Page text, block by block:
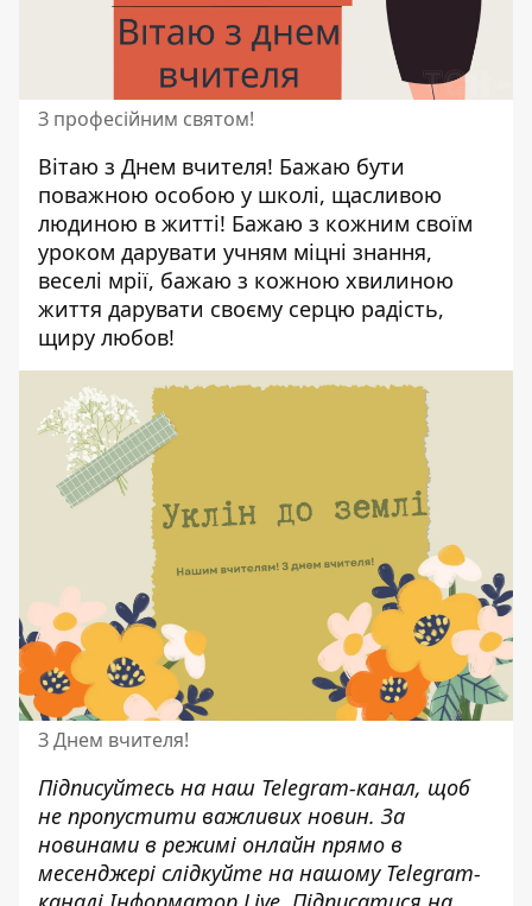
З професійним святом!
Вітаю з Днем вчителя! Бажаю бути
поважною особою у школі, щасливою
людиною в житті! Бажаю з кожним своїм
уроком дарувати учням міцні знання,
веселі мрії, бажаю з кожною хвилиною
життя дарувати своєму серцю радість,
щиру любов!
З Днем вчителя!
Підписуйтесь на наш Telegram-канал, щоб
не пропустити важливих новин. За
новинами в режимі онлайн прямо в
месенджері слідкуйте на нашому Telegram-